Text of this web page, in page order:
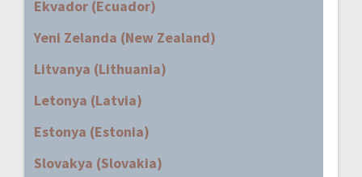
Ekvador (Ecuador)
Yeni Zelanda (New Zealand)
Litvanya (Lithuania)
Letonya (Latvia)
Estonya (Estonia)
Slovakya (Slovakia)